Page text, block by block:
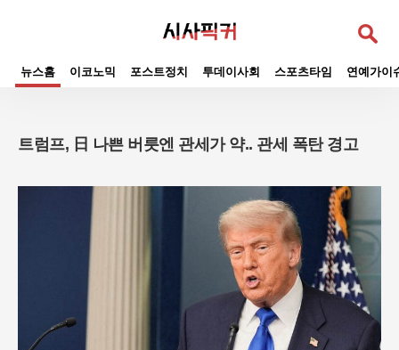
검
뉴스홈 이코노믹 포스트정치 투데이사회 스포츠타임 연예가이
트럼프, 日 나쁜 버릇엔 관세가 약.. 관세 폭탄 경고